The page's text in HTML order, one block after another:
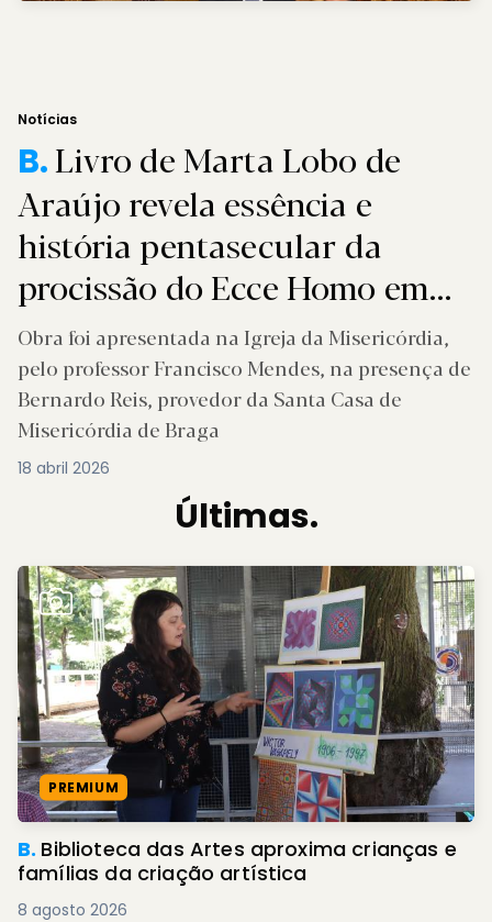
Notícias
B.Livro de Marta Lobo de
Araújo revela essência e
história pentasecular da
procissão do Ecce Homo em
Braga
Obra foi apresentada na Igreja da Misericórdia,
pelo professor Francisco Mendes, na presença de
Bernardo Reis, provedor da Santa Casa de
Misericórdia de Braga
18 abril 2026
Últimas.
PREMIUM
B. Biblioteca das Artes aproxima crianças e
famílias da criação artística
8 agosto 2026